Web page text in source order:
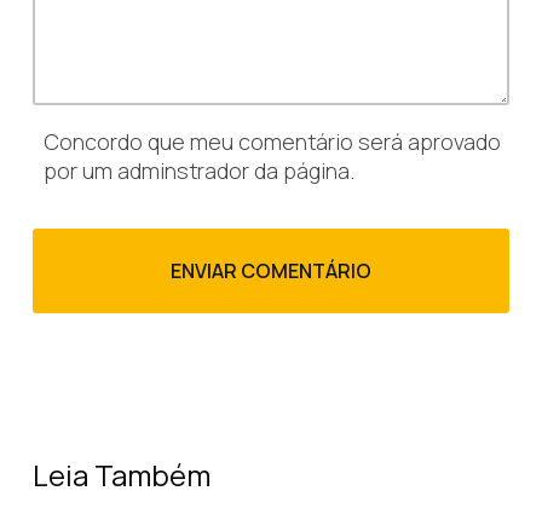
Concordo que meu comentário será aprovado
por um adminstrador da página.
Leia Também